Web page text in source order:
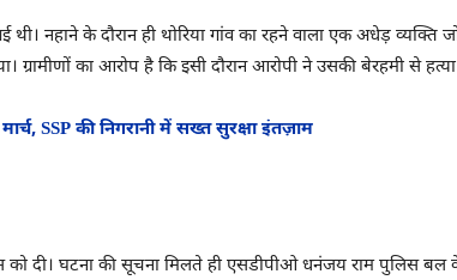
थी। नहाने के दौरान ही थोरिया गांव का रहने वाला एक अधेड़
ग्रामीणों का आरोप है कि इसी दौरान आरोपी ने उसकी बेरहमी से
SSP की निगरानी में सख्त सुरक्षा इंतज़ाम
को दी। घटना की सूचना मिलते ही एसडीपीओ धनंजय राम पुलिस